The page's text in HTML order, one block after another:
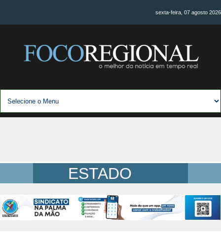
sexta-feira, 07 agosto 2026
ESTADO